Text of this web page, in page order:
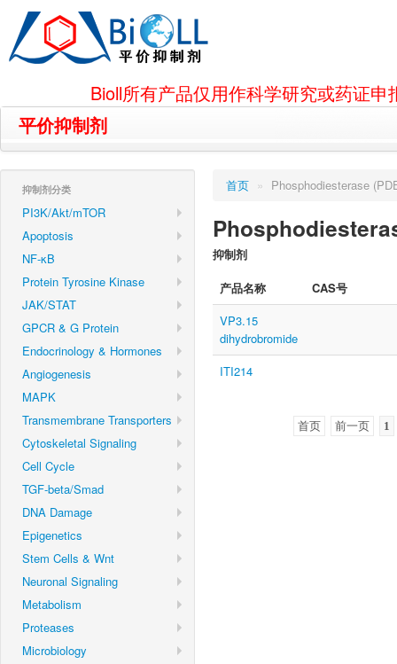
Bioll所有产品仅用作科学研究或药证
平价抑制剂
抑制剂分类
PI3K/Akt/mTOR
Apoptosis
NF-κB
Protein Tyrosine Kinase
JAK/STAT
GPCR & G Protein
Endocrinology & Hormones
Angiogenesis
MAPK
Transmembrane Transporters
Cytoskeletal Signaling
Cell Cycle
TGF-beta/Smad
DNA Damage
Epigenetics
Stem Cells & Wnt
Neuronal Signaling
Metabolism
Proteases
Microbiology
首页 » Phosphodiesterase
抑制剂
产品名称
CAS号
VP3.15
dihydrobromide
ITI214
首页 前一页 1